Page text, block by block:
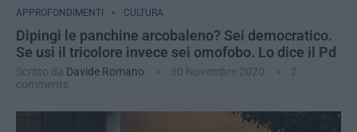
APPROFONDIMENTI CULTURA
Dipingi le panchine arcobaleno? Sei democratico.
Se usi il tricolore invece sei omofobo. Lo dice il Pd
Scritto da Davide Romano 30 Novembre 2020
2
comments